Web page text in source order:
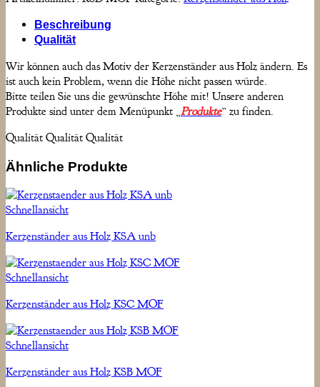
Beschreibung
Qualität
Wir können auch das Motiv der Kerzenständer aus Holz ändern. Es
ist auch kein Problem, wenn die Höhe nicht passen würde.
Bitte teilen Sie uns die gewünschte Höhe mit! Unsere anderen
Produkte sind unter dem Menüpunkt „Produkte” zu finden.
Qualität Qualität Qualität
Ähnliche Produkte
Schnellansicht
Kerzenständer aus Holz KSA unb
Schnellansicht
Kerzenständer aus Holz KSC MOF
Schnellansicht
Kerzenständer aus Holz KSB MOF